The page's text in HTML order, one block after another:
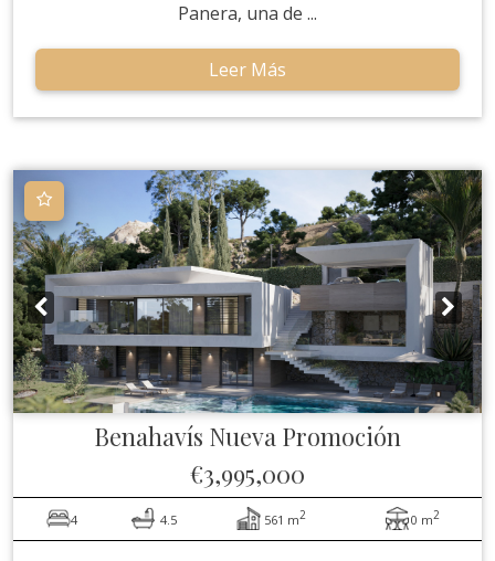
Panera, una de ...
Leer Más
Benahavís Nueva Promoción
€3,995,000
4 4.5 561 m2 0 m2